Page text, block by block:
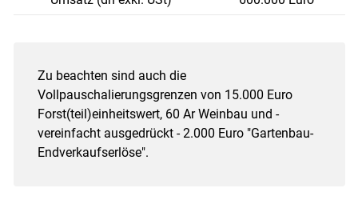
Zu beachten sind auch die
Vollpauschalierungsgrenzen von 15.000 Euro
Forst(teil)einheitswert, 60 Ar Weinbau und -
vereinfacht ausgedrückt - 2.000 Euro "Gartenbau-
Endverkaufserlöse".